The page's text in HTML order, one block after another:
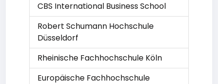
CBS International Business School
Robert Schumann Hochschule
Düsseldorf
Rheinische Fachhochschule Köln
Europäische Fachhochschule